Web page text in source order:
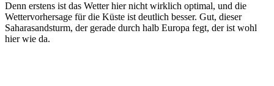
Denn erstens ist das Wetter hier nicht wirklich optimal, und die
Wettervorhersage für die Küste ist deutlich besser. Gut, dieser
Saharasandsturm, der gerade durch halb Europa fegt, der ist wohl
hier wie da.